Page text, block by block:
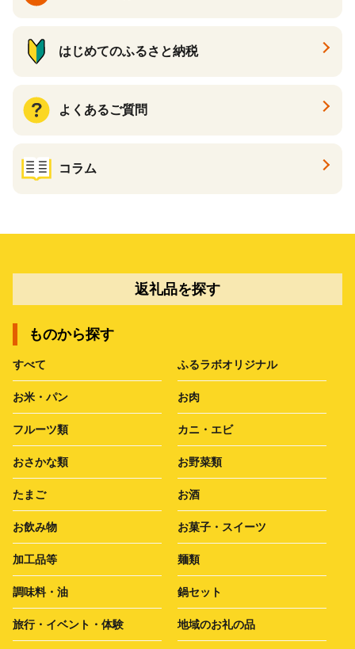
はじめてのふるさと納税
よくあるご質問
コラム
返礼品を探す
ものから探す
すべて ふるラボオリジナル
お米・パン お肉
フルーツ類 カニ・エビ
おさかな類 お野菜類
たまご お酒
お飲み物 お菓子・スイーツ
加工品等 麺類
調味料・油 鍋セット
旅行・イベント・体験 地域のお礼の品